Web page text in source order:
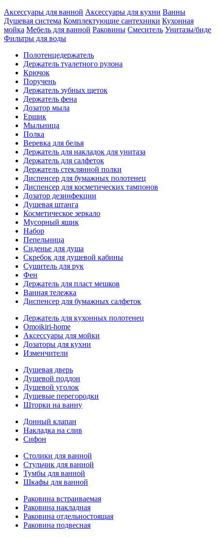
Аксессуары для ванной Аксессуары для кухни Ванны
Душевая система Комплектующие сантехники Кухонная
мойка Мебель для ванной Раковины Смеситель Унитазы/биде
Фильтры для воды
Полотенцедержатель
Держатель туалетного рулона
Крючок
Поручень
Держатель зубных щеток
Держатель фена
Дозатор мыла
Eршик
Мыльница
Полка
Веревка для белья
Держатель для накладок для унитаза
Держатель для салфеток
Держатель стеклянной полки
Диспенсер для бумажных полотенец
Диспенсер для косметических тампонов
Дозатор дезинфекции
Душевая штанга
Косметическое зеркало
Мусорный ящик
Набор
Пепельница
Сиденье для душа
Скребок для душевой кабины
Сушитель для рук
Фен
Держатель для пласт мешков
Ванная тележка
Диспенсер для бумажных салфеток
Держатель для кухонных полотенец
Omoikiri-home
Аксессуары для мойки
Дозаторы для кухни
Изменчители
Душевая дверь
Душевой поддон
Душевой уголок
Душевые перегородки
Шторки на ванну
Донный клапан
Накладка на слив
Сифон
Столики для ванной
Стульчик для ванной
Тумбы для ванной
Шкафы для ванной
Раковина встраиваемая
Раковина накладная
Раковина отдельностоящая
Раковина подвесная